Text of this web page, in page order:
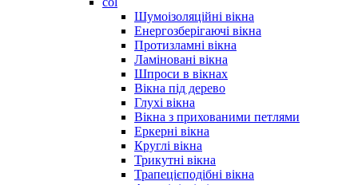
Шумоізоляційні вікна
Енергозберігаючі вікна
Протизламні вікна
Ламіновані вікна
Шпроси в вікнах
Вікна під дерево
Глухі вікна
Вікна з прихованими петлями
Еркерні вікна
Круглі вікна
Трикутні вікна
Трапецієподібні вікна